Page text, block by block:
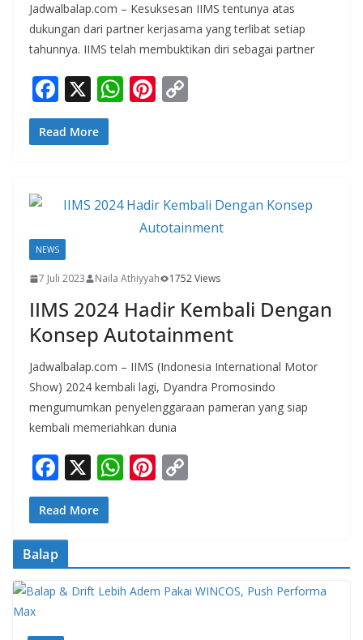
Jadwalbalap.com – Kesuksesan IIMS tentunya atas
dukungan dari partner kerjasama yang terlibat setiap
tahunnya. IIMS telah membuktikan diri sebagai partner
F
ac
e
o
o
k
X W
A
p
Pi
st Li
n
k
Read More
NEWS
7 Juli 2023 Naila Athiyyah 1752 Views
IIMS 2024 Hadir Kembali Dengan
Konsep Autotainment
Jadwalbalap.com – IIMS (Indonesia International Motor
Show) 2024 kembali lagi, Dyandra Promosindo
mengumumkan penyelenggaraan pameran yang siap
kembali memeriahkan dunia
F
ac
e
b
o
o
X W
A
p
Pi
st Li
n
Read More
Balap